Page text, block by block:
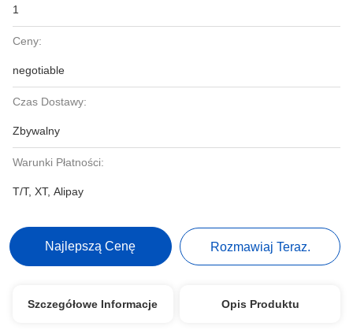
1
Ceny:
negotiable
Czas Dostawy:
Zbywalny
Warunki Płatności:
T/T, XT, Alipay
Najlepszą Cenę Rozmawiaj Teraz.
Szczegółowe Informacje Opis Produktu